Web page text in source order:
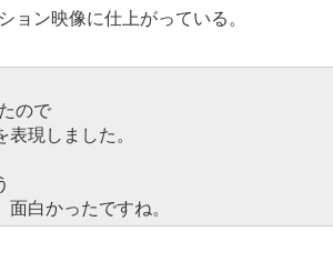
ン映像に仕上がっている。
ので
現しました。
白かったですね。